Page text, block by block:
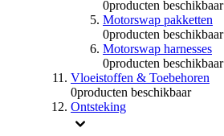
0producten beschikbaar
Motorswap pakketten
0producten beschikbaar
Motorswap harnesses
0producten beschikbaar
Vloeistoffen & Toebehoren
0producten beschikbaar
Ontsteking